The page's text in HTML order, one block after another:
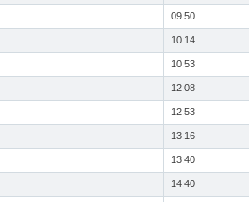
09:50
10:14
10:53
12:08
12:53
13:16
13:40
14:40